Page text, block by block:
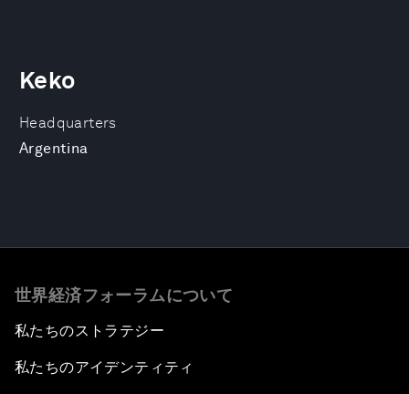
Headquarters
Argentina
Keko
世界経済フォーラムについて
私たちのストラテジー
私たちのアイデンティティ